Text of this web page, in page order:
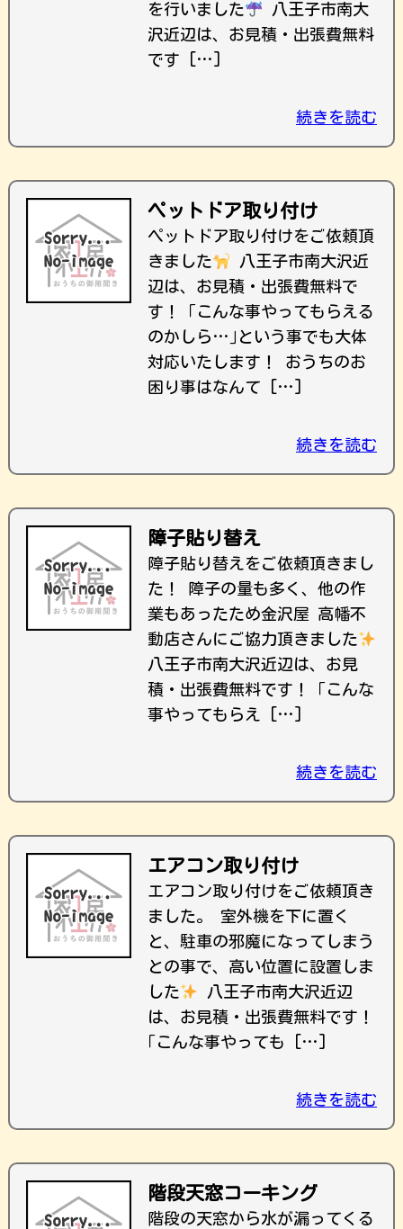
を行いました
八王子市南大
沢近辺は、お見積・出張費無料
です […]
続きを読む
ペットドア取り付け
ペットドア取り付けをご依頼頂
きました
八王子市南大沢近
辺は、お見積・出張費無料で
す！ ｢こんな事やってもらえる
のかしら…｣という事でも大体
対応いたします！ おうちのお
困り事はなんて […]
続きを読む
障子貼り替え
障子貼り替えをご依頼頂きまし
た！ 障子の量も多く、他の作
業もあったため金沢屋 高幡不
動店さんにご協力頂きました
八王子市南大沢近辺は、お見
積・出張費無料です！ ｢こんな
事やってもらえ […]
続きを読む
エアコン取り付け
エアコン取り付けをご依頼頂き
ました。 室外機を下に置く
と、駐車の邪魔になってしまう
との事で、高い位置に設置しま
した
八王子市南大沢近辺
は、お見積・出張費無料です！
｢こんな事やっても […]
続きを読む
階段天窓コーキング
階段の天窓から水が漏ってくる